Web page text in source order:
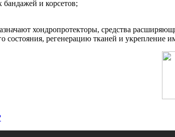
и корсетов;
хондропротекторы, средства
состояния, регенерацию тканей и укрепление